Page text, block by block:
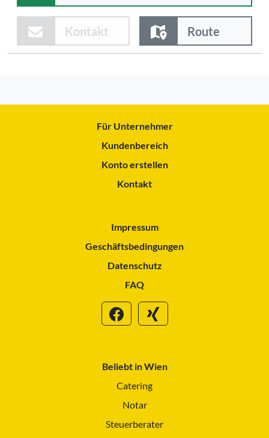
Kontakt Route
Für Unternehmer
Kundenbereich
Konto erstellen
Kontakt
Impressum
Geschäftsbedingungen
Datenschutz
FAQ
Beliebt in Wien
Catering
Notar
Steuerberater